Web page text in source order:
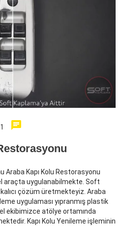
Araba Kapı Kolu Restorasyonu
araçta uygulanabilmekte. Soft
çözüm üretmekteyiz. Araba
uygulaması yıpranmış plastik
ekibimizce atölye ortamında
Kapı Kolu Yenileme işleminin